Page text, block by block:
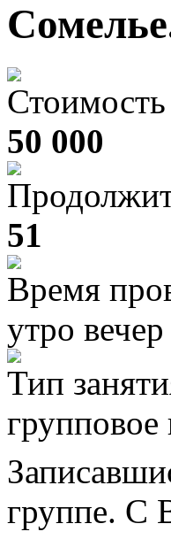
50 000
51
Время
утро вечер
Тип
группе. С